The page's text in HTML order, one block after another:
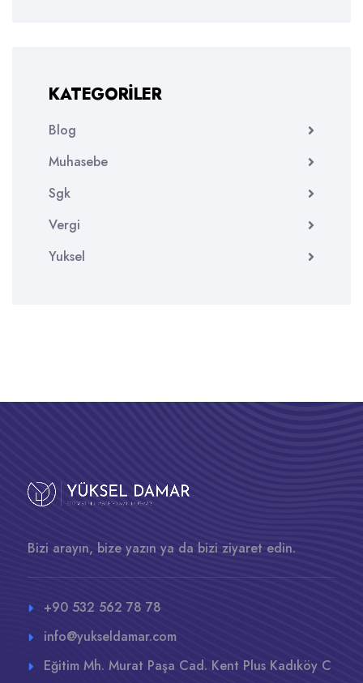
KATEGORILER
Blog
Muhasebe
Sgk
Vergi
Yuksel
Bizi arayın, bize yazın ya da bizi ziyaret edin.
+90 532 562 78 78
info@yukseldamar.com
Eğitim Mh. Murat Paşa Cad. Kent Plus Kadıköy C